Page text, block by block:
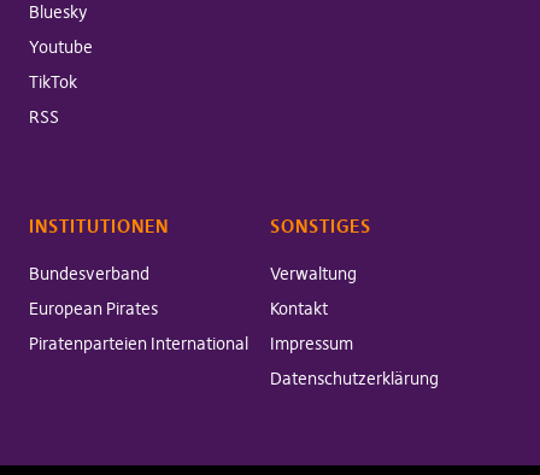
Bluesky
Youtube
TikTok
RSS
INSTITUTIONEN
Bundesverband
European Pirates
Piratenparteien International
SONSTIGES
Verwaltung
Kontakt
Impressum
Datenschutzerklärung